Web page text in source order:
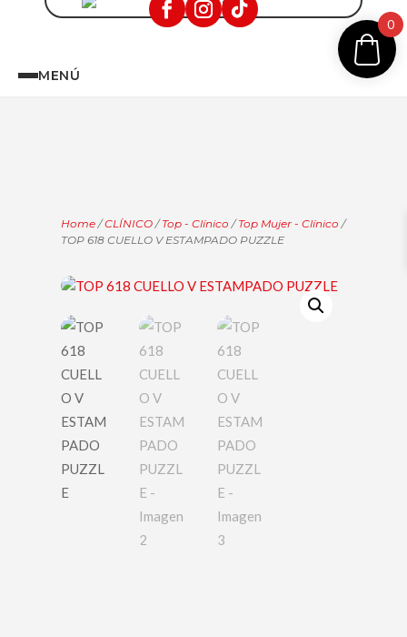
MENÚ
Home/CLÍNICO/Top - Clínico /Top Mujer - Clínico /
TOP 618 CUELLO V ESTAMPADO PUZZLE
0